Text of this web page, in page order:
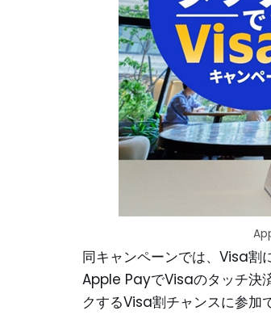
同キャンペーンでは、Visa割
Apple PayでVisaのタッチ決
クするVisa割チャンスに参加